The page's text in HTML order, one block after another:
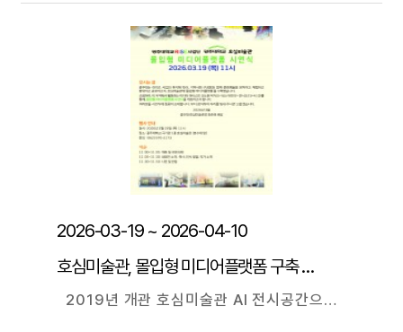
2026-03-19 ~ 2026-04-10
호심미술관, 몰입형 미디어플랫폼 구축 기념 초대전
2019년 개관 호심미술관 AI 전시공간으로 업그레이드 이목 집중 사의적 미디어 아티스트 신도원 작가, 19일부터 ‘나는 아트다’ 展 광주대학교(총장 김동진)는 재학생과 교직원은 물론 지역사회 모든 구성원이 최첨단 문화예술을 창작·체험·향유할 수 있는 ‘몰입형 미디어 플랫폼’ 구축 사업을 최근 완료했다. RISE(지역혁신중심 대학지원체계) 사업 지원을 받아 교내 극기관 1층 호심미술관 내에 설치된 몰입형 미디어플랫폼은 AI 기반 VR(가상현실), AR(증강현실), MR(혼합현실)을 통해 관람객들에게 가상 세계나 특정 공간 속에 있는 듯한 몰입형 경험을 제공하게 된다. 최준호 호심미술관장은 “지난 2019년 개관 후 100여 회 전시를 가진 호심미술관은 이번 전시 환경 업그레이드를 통해 지역사회 문화예술 분야에 더 큰 감성과 활력을 불어넣고, AI 문화예술 생태계 조성에 선도적 역할을 다할 것이다”라고 강조했다. 몰입형 미디어 플랫폼 구축을 기념해 오는 19일부터 내달 10일까지 지역 미디어 아티스트 신도원 작가의 ‘나는 아트다’ 전시도 마련돼 있다. 신 작가는 대학 시절 회화, 설치, 퍼포먼스, 홀로그램 작업을 병행하는 올라운드 아티스트였다. 1998년 개인전 <배설: Excretion>을 통해 화단에 데뷔했다. 드로잉 기반의 퍼포먼스로, 행위가 작품이 되는 초기 실험적 전위 작업이었다. 신 작가는 최근 ‘추상 개념의 사의적 미디어’ 작업에 몰두한다. VR·AI 기반 작업으로 참여·상호작용·데이터를 시각화하며, 기술과 감성을 융합하고 있다. 먼저 생각나는 대로 붓 가는 대로 추상적 회화 작품을 그린 다음, 회화 작품을 쪼개고, 합치고, 멀리 보내고, 클로즈업한다. 동양 예술적 여백을 만들며 ‘추상 개념의 사의적 미디어‘ 세계를 연출한다. 타인 작품 또는 일반 물체를 미디어 작업 대상으로 삼는 게 아니라, 본인 작품을 사의적 미디어 소재로 선택한다. 여느 미디어 작가와 다른 점이다.